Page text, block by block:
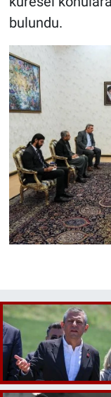
bulundu.